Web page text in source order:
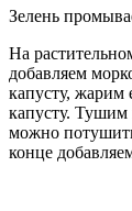
Зелень
На
добавляем
капусту, жарим
капусту. Тушим
можно
конце